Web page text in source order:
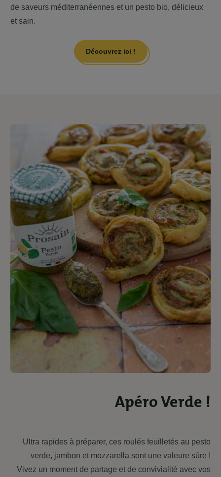
de saveurs méditerranéennes et un pesto bio, délicieux
et sain.
Découvrez ici !
Apéro Verde !
Ultra rapides à préparer, ces roulés feuilletés au pesto
verde, jambon et mozzarella sont une valeure sûre !
Vivez un moment de partage et de convivialité avec vos